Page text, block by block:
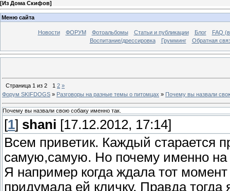
[Из Дома Скифов]
Меню сайта
Новости ФОРУМ Фотоальбомы Статьи и публикации Блог
FAQ
Воспитание/дрессировка
Грумминг Обратная
Страница 1 из 2 1 2 »
Форум SKIFDOGS » Разговоры на разные темы о питомцах » Почему вы назвали
Почему вы назвали свою собаку именно так.
[1] shani [17.12.2012, 17:14]
Всем приветик. Каждый старается
самую,самую. Но почему именно на
Я например когда ждала тот
придумала ей кличку. Правда